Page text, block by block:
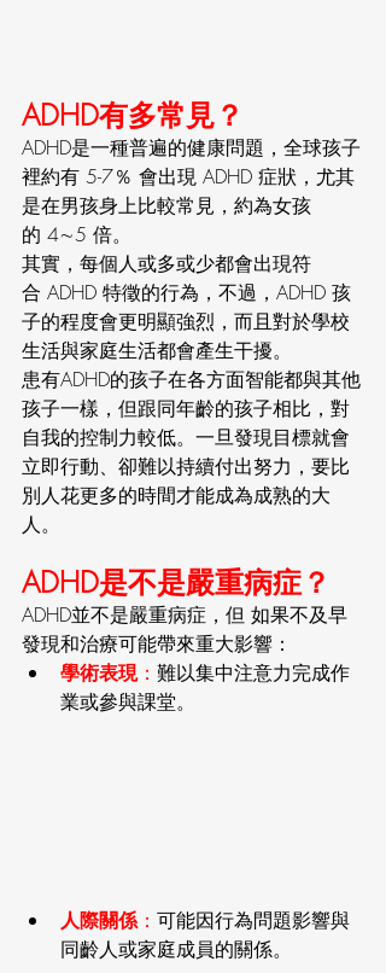
ADHD有多常見？
ADHD是一種普遍的健康問題，全球孩子
裡約有 5-7％ 會出現 ADHD 症狀，尤其
是在男孩身上比較常見，約為女孩
的 4∼5 倍。
其實，每個人或多或少都會出現符
合 ADHD 特徵的行為，不過，ADHD 孩
子的程度會更明顯強烈，而且對於學校
生活與家庭生活都會產生干擾。
患有ADHD的孩子在各方面智能都與其他
孩子一樣，但跟同年齡的孩子相比，對
自我的控制力較低。一旦發現目標就會
立即行動、卻難以持續付出努力，要比
別人花更多的時間才能成為成熟的大
人。
ADHD是不是嚴重病症？
ADHD並不是嚴重病症，但 如果不及早
發現和治療可能帶來重大影響：
學術表現： 難以集中注意力完成作
業或參與課堂。
人際關係： 可能因行為問題影響與
同齡人或家庭成員的關係。